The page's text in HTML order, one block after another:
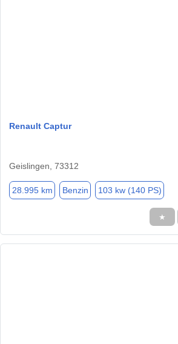
Renault Captur
Geislingen, 73312
28.995 km Benzin 103 kw (140 PS)
★